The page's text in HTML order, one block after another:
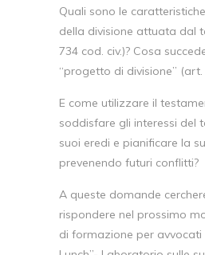
Quali sono le
della divisione attuata dal
734 cod. civ.)? Cosa
“progetto di divisione” (art.
E come utilizzare il
soddisfare gli interessi del
suoi eredi e pianificare la
prevenendo futuri conflitti?
A queste domande
rispondere nel prossimo
di formazione per avvocati